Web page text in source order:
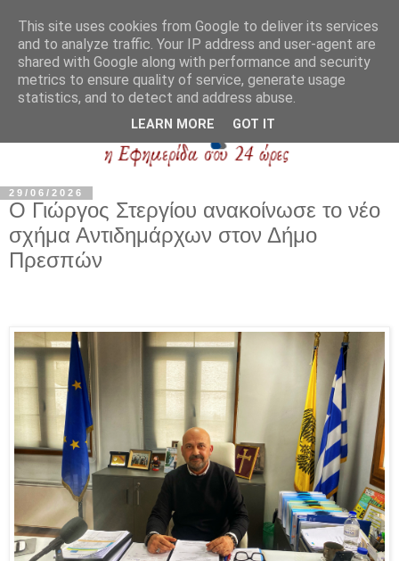
29/06/2026
Ο Γιώργος Στεργίου ανακοίνωσε το νέο
σχήμα Αντιδημάρχων στον Δήμο
Πρεσπών
This site uses cookies from Google to deliver its services
and to analyze traffic. Your IP address and user-agent are
shared with Google along with performance and security
metrics to ensure quality of service, generate usage
statistics, and to detect and address abuse.
LEARN MORE GOT IT